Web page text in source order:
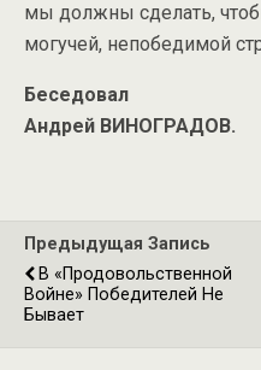
мы должны сделать,
могучей, непобедимой
Беседовал
Андрей ВИНОГРАДОВ.
Предыдущая Запись
В «продовольственной
Войне» Победителей Не
Бывает